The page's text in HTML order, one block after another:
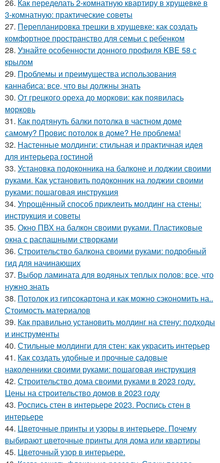
26. Как переделать 2-комнатную квартиру в хрущевке в
3-комнатную: практические советы
27. Перепланировка трешки в хрущевке: как создать
комфортное пространство для семьи с ребенком
28. Узнайте особенности донного профиля KBE 58 с
крылом
29. Проблемы и преимущества использования
каннабиса: все, что вы должны знать
30. От грецкого ореха до моркови: как появилась
морковь
31. Как подтянуть балки потолка в частном доме
самому? Провис потолок в доме? Не проблема!
32. Настенные молдинги: стильная и практичная идея
для интерьера гостиной
33. Установка подоконника на балконе и лоджии своими
руками. Как установить подоконник на лоджии своими
руками: пошаговая инструкция
34. Упрощённый способ приклеить молдинг на стены:
инструкция и советы
35. Окно ПВХ на балкон своими руками. Пластиковые
окна с распашными створками
36. Строительство балкона своими руками: подробный
гид для начинающих
37. Выбор ламината для водяных теплых полов: все, что
нужно знать
38. Потолок из гипсокартона и как можно сэкономить на..
Стоимость материалов
39. Как правильно установить молдинг на стену: подходы
и инструменты
40. Стильные молдинги для стен: как украсить интерьер
41. Как создать удобные и прочные садовые
наколенники своими руками: пошаговая инструкция
42. Строительство дома своими руками в 2023 году.
Цены на строительство домов в 2023 году
43. Роспись стен в интерьере 2023. Роспись стен в
интерьере
44. Цветочные принты и узоры в интерьере. Почему
выбирают цветочные принты для дома или квартиры
45. Цветочный узор в интерьере.